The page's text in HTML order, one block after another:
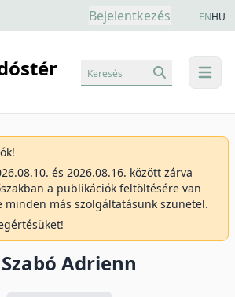
Bejelentkezés ENHU
menu
Keresés
és 2026.08.16. között zárva
a publikációk feltöltésére van
minden más szolgáltatásunk szünetel.
Adrienn